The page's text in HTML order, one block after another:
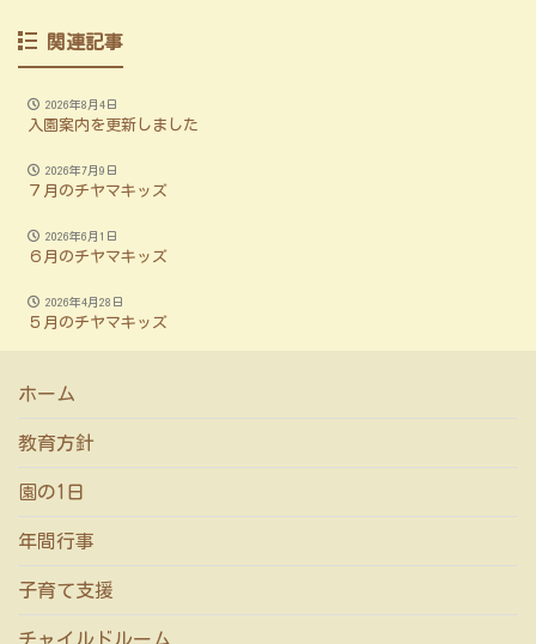
関連記事
2026年8月4日
入園案内を更新しました
2026年7月9日
７月のチヤマキッズ
2026年6月1日
６月のチヤマキッズ
2026年4月28日
５月のチヤマキッズ
ホーム
教育方針
園の1日
年間行事
子育て支援
チャイルドルーム